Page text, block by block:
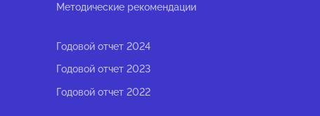
Методические рекомендации
Годовой отчет 2024
Годовой отчет 2023
Годовой отчет 2022